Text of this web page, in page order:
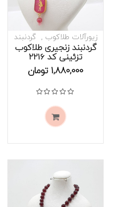
موجود است
زیورآلات طلاکوب گردنبند
گردنبند زنجیری طلاکوب
تزئینی کد 2216
1,880,000تومان
نمره0از 5